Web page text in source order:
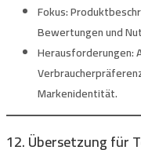
Fokus:
Bewertungen und
Herausforderungen:
Markenidentität.
12. Übersetzung für